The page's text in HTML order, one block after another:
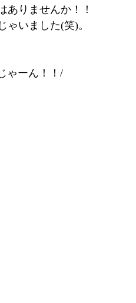
ありませんか！！
いました(笑)。
ゃーん！！/